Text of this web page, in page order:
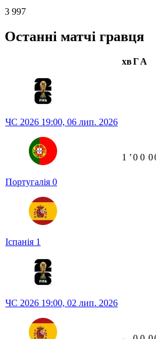
3 997
Останні матчі гравця
хвГА
ЧС 2026 19:00, 06 лип. 2026
Португалія 0
Іспанія 1
1 ʼ0 0 0
ЧС 2026 19:00, 02 лип. 2026